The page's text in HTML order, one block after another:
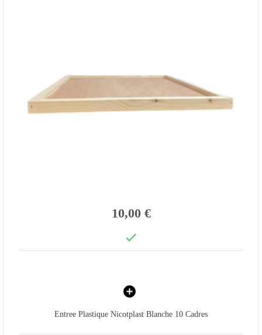
10,00 €

Entree Plastique Nicotplast Blanche 10 Cadres